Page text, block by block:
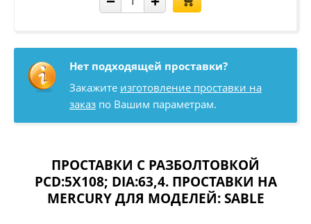
Нет подходящей проставки?
Закажите изготовление проставки на
заказ по Вашим параметрам.
ПРОСТАВКИ С РАЗБОЛТОВКОЙ
PCD:5X108; DIA:63,4. ПРОСТАВКИ НА
MERCURY ДЛЯ МОДЕЛЕЙ:SABLE